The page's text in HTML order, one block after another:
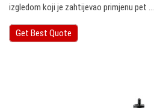
izgledom koji je zahtijevao primjenu pet ...
Get Best Quote